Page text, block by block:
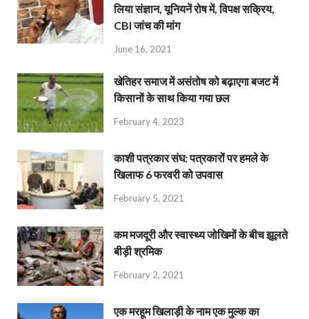
लिया संज्ञान, यूनियनें रोष में, विपक्ष सक्रिय,
CBI जांच की मांग
June 16, 2021
खेतिहर समाज में असंतोष को बढ़ाएगा बजट में
किसानों के साथ किया गया छल
February 4, 2023
काशी पत्रकार संघ: पत्रकारों पर हमले के
खिलाफ 6 फरवरी को उपवास
February 5, 2021
कम मजदूरी और स्वास्थ्य जोखिमों के बीच झूलते
बीड़ी श्रमिक
February 2, 2021
एक मरहूम खिलाड़ी के नाम एक मुल्क का